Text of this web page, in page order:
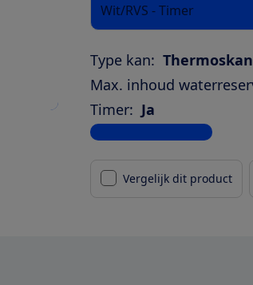
Wit/RVS - Timer
Type kan: Thermoskan
Max. inhoud
Timer: Ja
Bekijk alle specificaties
Vergelijk dit product